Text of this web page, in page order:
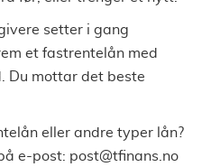
setter i gang
et fastrentelån med
Du mottar det beste
eller andre typer lån?
e-post: post@tfinans.no